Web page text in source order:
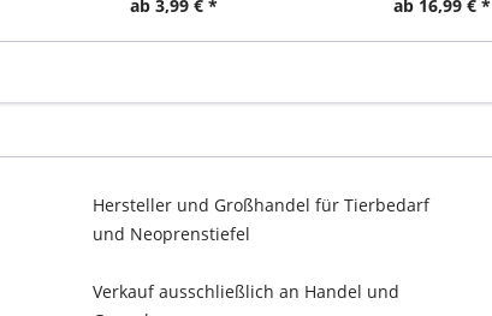
ab 3,99 € * ab 16,99 € *
Hersteller und Großhandel für Tierbedarf
und Neoprenstiefel
Verkauf ausschließlich an Handel und